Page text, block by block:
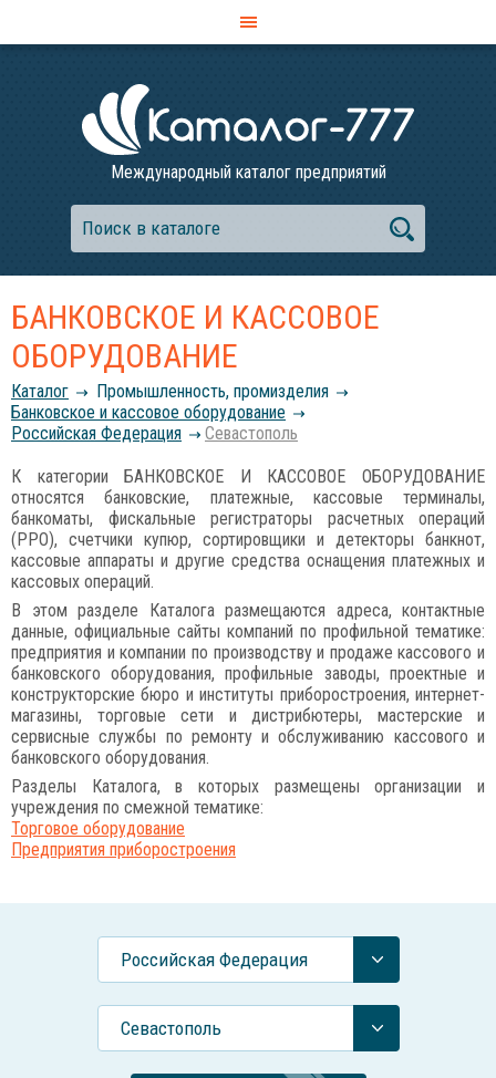
Международный каталог предприятий
БАНКОВСКОЕ И КАССОВОЕ
ОБОРУДОВАНИЕ
Каталог
Промышленность, промизделия
Банковское и кассовое оборудование
Российcкая Федерация
Севастополь
К категории БАНКОВСКОЕ И КАССОВОЕ ОБОРУДОВАНИЕ
относятся банковские, платежные, кассовые терминалы,
банкоматы, фискальные регистраторы расчетных операций
(РРО), счетчики купюр, сортировщики и детекторы банкнот,
кассовые аппараты и другие средства оснащения платежных и
кассовых операций.
В этом разделе Каталога размещаются адреса, контактные
данные, официальные сайты компаний по профильной тематике:
предприятия и компании по производству и продаже кассового и
банковского оборудования, профильные заводы, проектные и
конструкторские бюро и институты приборостроения, интернет-
магазины, торговые сети и дистрибютеры, мастерские и
сервисные службы по ремонту и обслуживанию кассового и
банковского оборудования.
Разделы Каталога, в которых размещены организации и
учреждения по смежной тематике:
Торговое оборудование
Предприятия приборостроения
Российcкая Федерация
Севастополь